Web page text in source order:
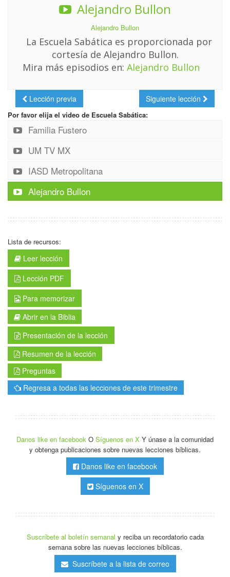
Alejandro Bullon
Alejandro Bullon
La Escuela Sabática es proporcionada por
cortesía de Alejandro Bullon.
Mira más episodios en: Alejandro Bullon
Lección previa Siguiente lección
Por favor elija el video de Escuela Sabática:
Familia Fustero
UM TV MX
IASD Metropolitana
Alejandro Bullon
Lista de recursos:
Leer lección
Lección PDF
Para memorizar
Abrir en la Biblia
Presentación de la lección
Resumen de la lección
Preguntas
Regresa a todas las lecciones de este trimestre
Danos like en facebook O Síguenos en X Y únase a la comunidad
y obtenga publicaciones sobre nuevas lecciones bíblicas.
Danos like en facebook
Síguenos en X
Suscríbete al boletín semanal y reciba un recordatorio cada
semana sobre las nuevas lecciones bíblicas.
Suscríbete a la lista de correo